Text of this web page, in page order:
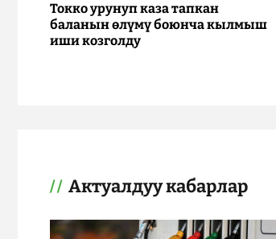
Токко урунуп каза тапкан
баланын өлүмү боюнча кылмыш
иши козголду
Актуалдуу кабарлар